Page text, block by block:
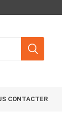
CONTACTER